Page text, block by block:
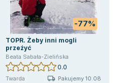
-77%
TOPR. Żeby inni mogli
przeżyć
Beata Sabała-Zielińska
0.0
Twarda Pakujemy 10.08